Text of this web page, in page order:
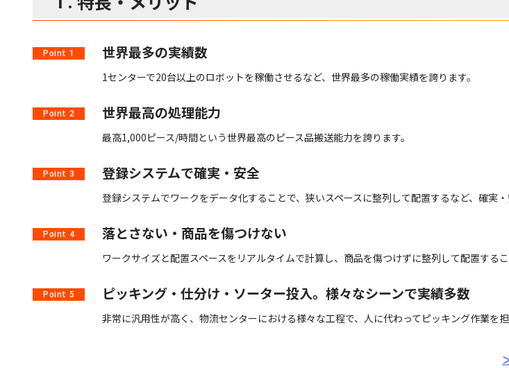
Point 1 世界最多の実績数
1センターで20台以上のロボットを稼働させるなど、世界最多の稼働実績を誇ります。
Point 2 世界最高の処理能力
最高1,000ピース/時間という世界最高のピース品搬送能力を誇ります。
Point 3 登録システムで確実・安全
登録システムでワークをデータ化することで、狭いスペースに整列して配置するなど、確実・
Point 4 落とさない・商品を傷つけない
ワークサイズと配置スペースをリアルタイムで計算し、商品を傷つけずに整列して配置するこ
Point 5 ピッキング・仕分け・ソーター投入。様々なシーンで実績多数
非常に汎用性が高く、物流センターにおける様々な工程で、人に代わってピッキング作業を担